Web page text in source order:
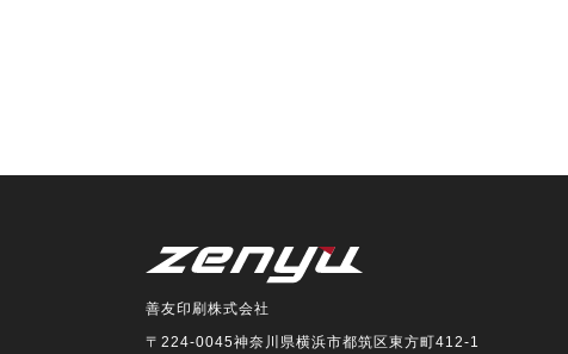
善友印刷株式会社
〒224-0045神奈川県横浜市都筑区東方町412-1